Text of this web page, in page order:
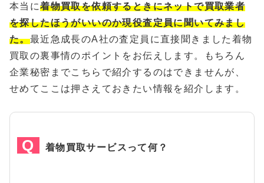
本当に着物買取を依頼するときにネットで買取業者
を探したほうがいいのか現役査定員に聞いてみまし
た。最近急成長のA社の査定員に直接聞きました着物
買取の裏事情のポイントをお伝えします。もちろん
企業秘密までこちらで紹介するのはできませんが、
せめてここは押さえておきたい情報を紹介します。
着物買取サービスって何？